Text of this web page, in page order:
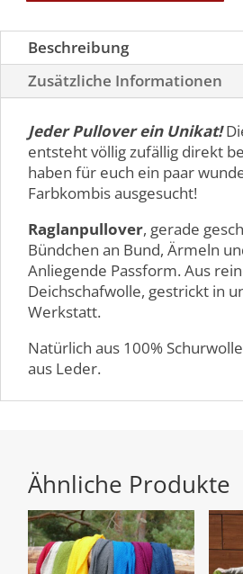
Beschreibung
Zusätzliche Informationen
Jeder Pullover ein Unikat!
entsteht völlig zufällig direkt
haben für euch ein paar
Farbkombis ausgesucht!
Raglanpullover, gerade
Bündchen an Bund, Ärmeln
Anliegende Passform. Aus
Deichschafwolle, gestrickt in
Werkstatt.
Natürlich aus 100%
aus Leder.
Ähnliche Produkte